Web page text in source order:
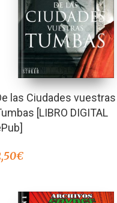
las Ciudades vuestras
[LIBRO DIGITAL
€